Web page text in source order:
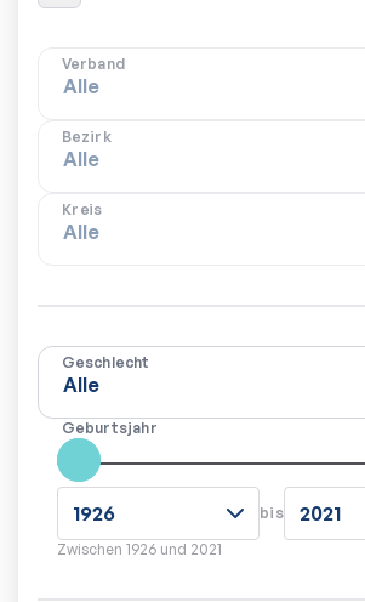
Verband
Bezirk
Kreis
Geschlecht
Geburtsjahr
bis
Zwischen 1926 und 2021